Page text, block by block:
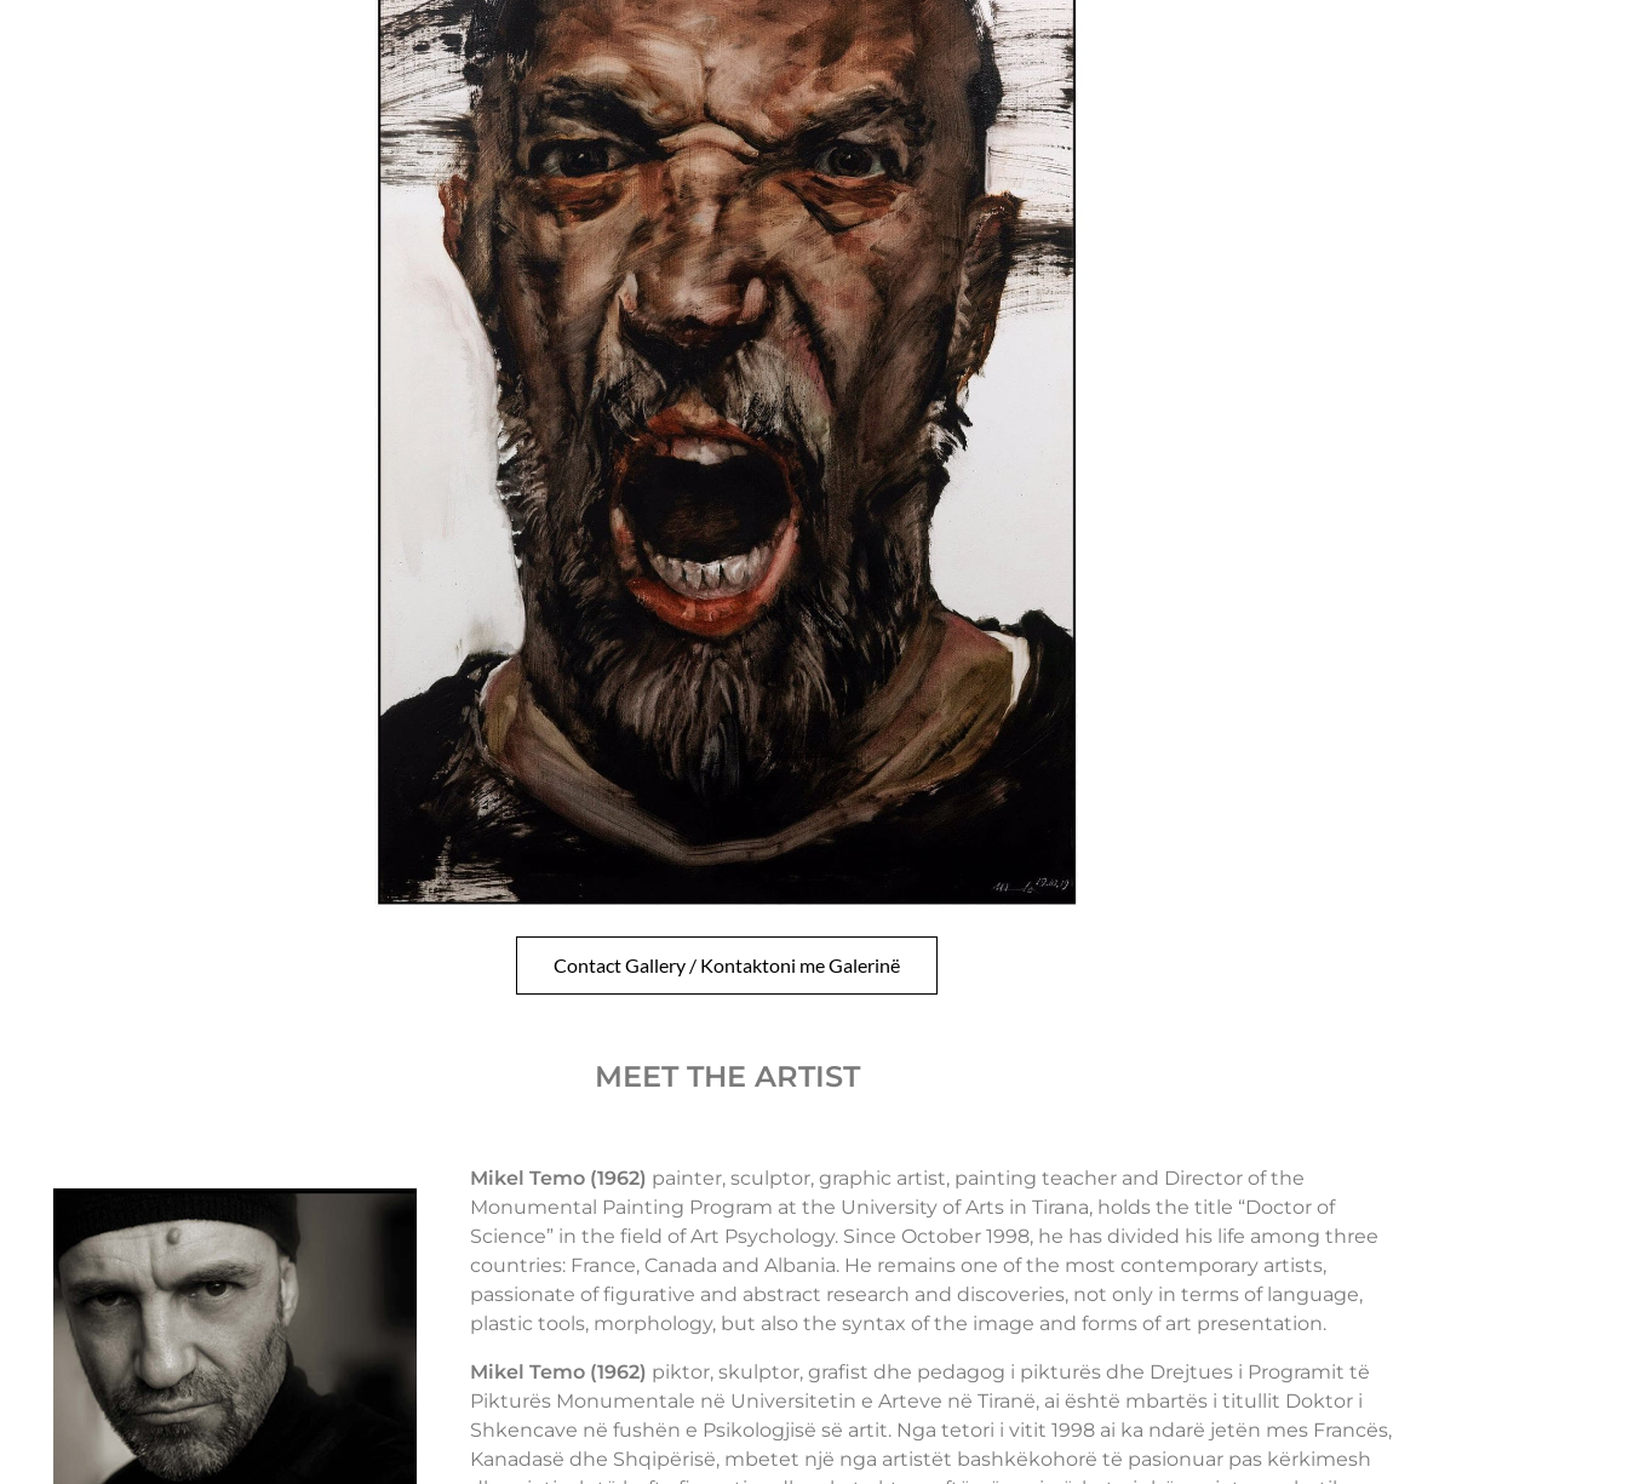
Contact Gallery / Kontaktoni me Galerinë
MEET THE ARTIST
Mikel Temo (1962) painter, sculptor, graphic artist, painting teacher and Director of the
Monumental Painting Program at the University of Arts in Tirana, holds the title “Doctor of
Science” in the field of Art Psychology. Since October 1998, he has divided his life among three
countries: France, Canada and Albania. He remains one of the most contemporary artists,
passionate of figurative and abstract research and discoveries, not only in terms of language,
plastic tools, morphology, but also the syntax of the image and forms of art presentation.
Mikel Temo (1962) piktor, skulptor, grafist dhe pedagog i pikturës dhe Drejtues i Programit të
Pikturës Monumentale në Universitetin e Arteve në Tiranë, ai është mbartës i titullit Doktor i
Shkencave në fushën e Psikologjisë së artit. Nga tetori i vitit 1998 ai ka ndarë jetën mes Francës,
Kanadasë dhe Shqipërisë, mbetet një nga artistët bashkëkohorë të pasionuar pas kërkimesh